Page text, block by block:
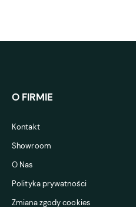
O FIRMIE
Kontakt
Showroom
O Nas
Polityka prywatności
Zmiana zgody cookies